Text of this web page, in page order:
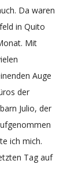
Da waren
in Quito
Mit
Auge
der
Julio, der
ich mich.
Tag auf